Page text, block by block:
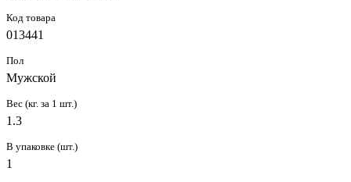
Код товара
013441
Пол
Мужской
Вес (кг. за 1 шт.)
1.3
В упаковке (шт.)
1